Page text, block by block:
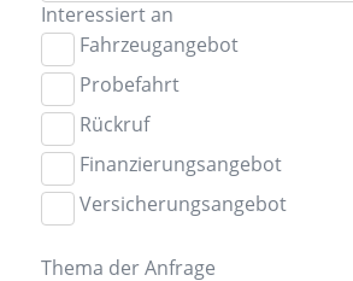
Interessiert an
Fahrzeugangebot
Probefahrt
Rückruf
Finanzierungsangebot
Versicherungsangebot
Thema der Anfrage